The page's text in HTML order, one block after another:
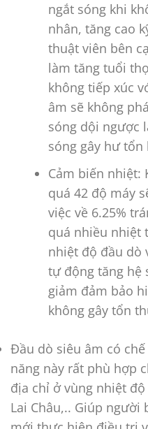
ngắt sóng khi
nhân, tăng cao
thuật viên bên
làm tăng tuổi
không tiếp xúc
âm sẽ không
sóng dội ngược
sóng gây hư tổn
Cảm biến nhiệt:
quá 42 độ máy
việc về 6.25%
quá nhiều nhiệt
nhiệt độ đầu dò
tự động tăng hệ
giảm đảm bảo
không gây tổn
Đầu dò siêu âm có
năng này rất phù hợp
địa chỉ ở vùng nhiệt
Lai Châu,.. Giúp